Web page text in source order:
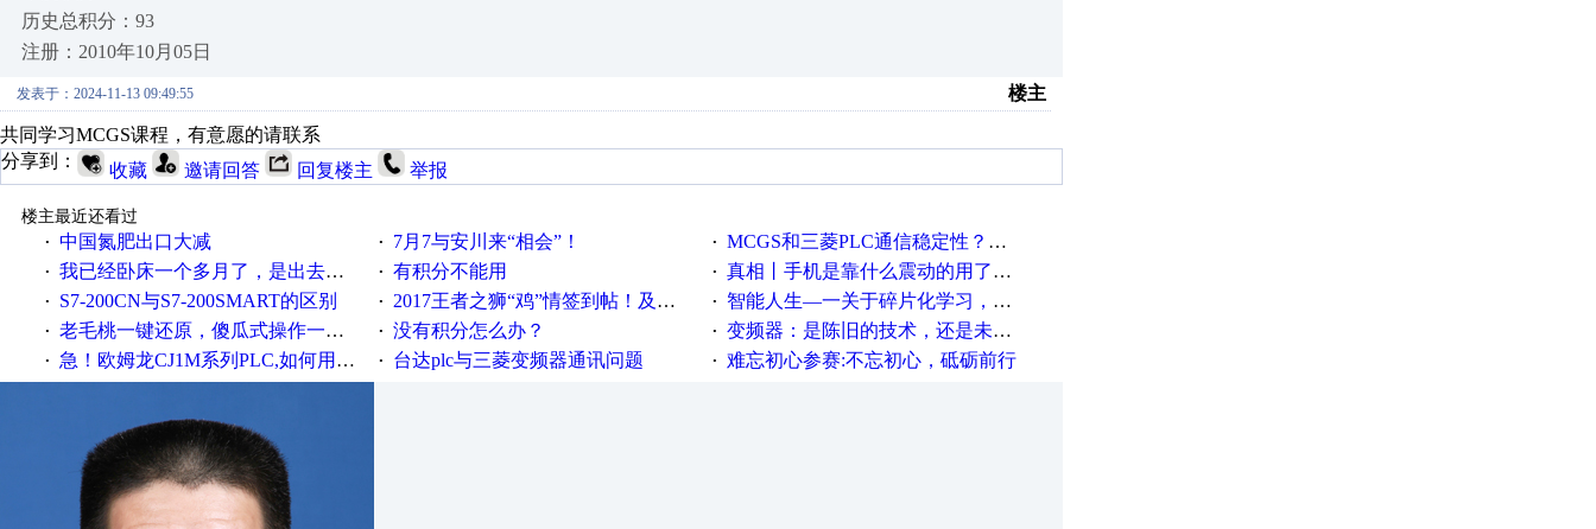
历史总积分：93
注册：2010年10月05日
发表于：2024-11-13 09:49:55 楼主
共同学习MCGS课程，有意愿的请联系
分享到：
收藏 邀请回答 回复楼主 举报
楼主最近还看过
· 中国氮肥出口大减 · 7月7与安川来“相会”！ · MCGS和三菱PLC通信稳定性？？？
· 我已经卧床一个多月了，是出去安装机械手在高速遭遇车祸所致:大家工作都要特别注意啊 · 有积分不能用 · 真相丨手机是靠什么震动的用了这么多年才知道！
· S7-200CN与S7-200SMART的区别 · 2017王者之狮“鸡”情签到帖！及时更新在线研讨会预告 · 智能人生—一关于碎片化学习，看这一篇就够了！
· 老毛桃一键还原，傻瓜式操作一键轻松备份还原；程序为向导式安装，一键即可实现自动备份或还原系统。 · 没有积分怎么办？ · 变频器：是陈旧的技术，还是未来的幕后英雄？
· 急！欧姆龙CJ1M系列PLC,如何用时间控制变频器。要求时间在组态王中可以自由输入！拜托各位大神了！ · 台达plc与三菱变频器通讯问题 · 难忘初心参赛:不忘初心，砥砺前行